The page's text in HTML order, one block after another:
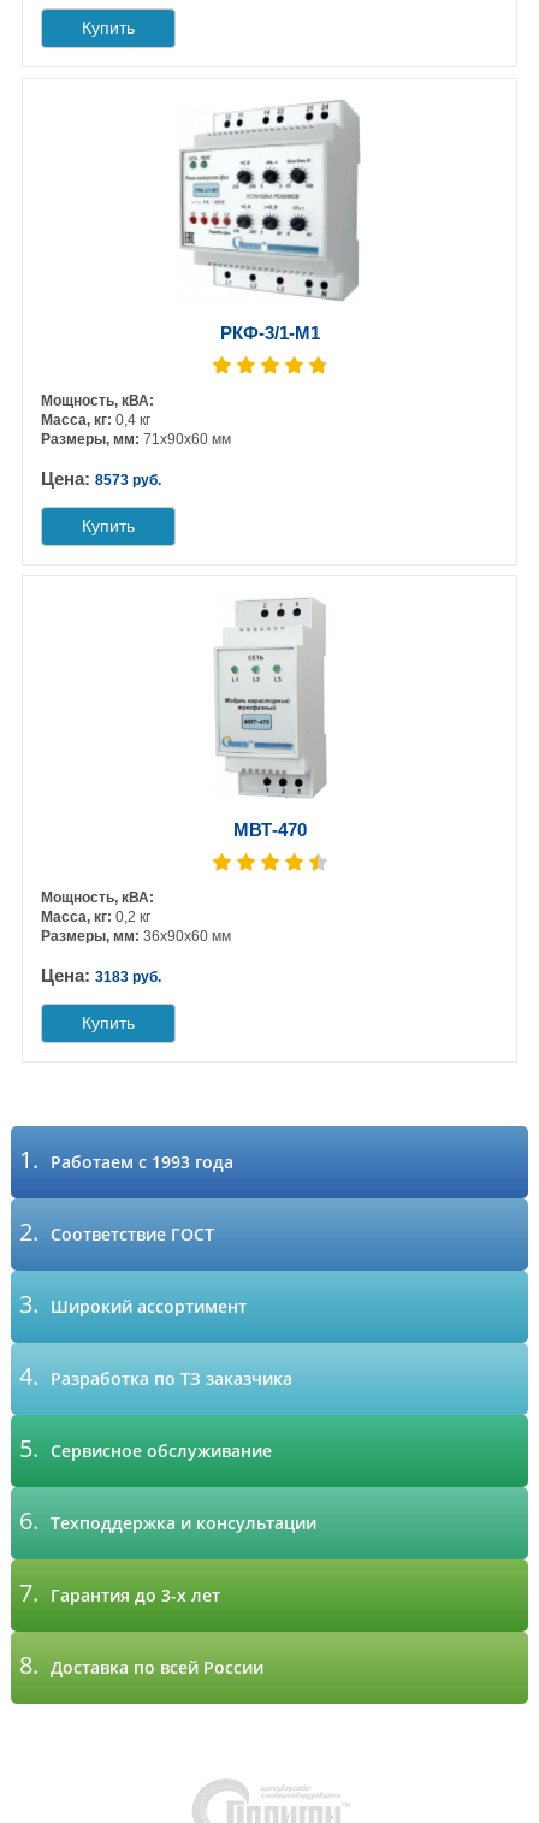
Купить
РКФ-3/1-М1
Мощность, кВА:
Масса, кг:0,4 кг
Размеры, мм:71х90х60 мм
Цена:8573 руб.
Купить
МВТ-470
Мощность, кВА:
Масса, кг:0,2 кг
Размеры, мм:36х90х60 мм
Цена:3183 руб.
Купить
1. Работаем с 1993 года
2. Соответствие ГОСТ
3. Широкий ассортимент
4. Разработка по ТЗ заказчика
5. Сервисное обслуживание
6. Техподдержка и консультации
7. Гарантия до 3-х лет
8. Доставка по всей России